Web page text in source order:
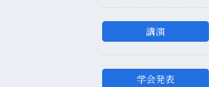
講演
学会発表